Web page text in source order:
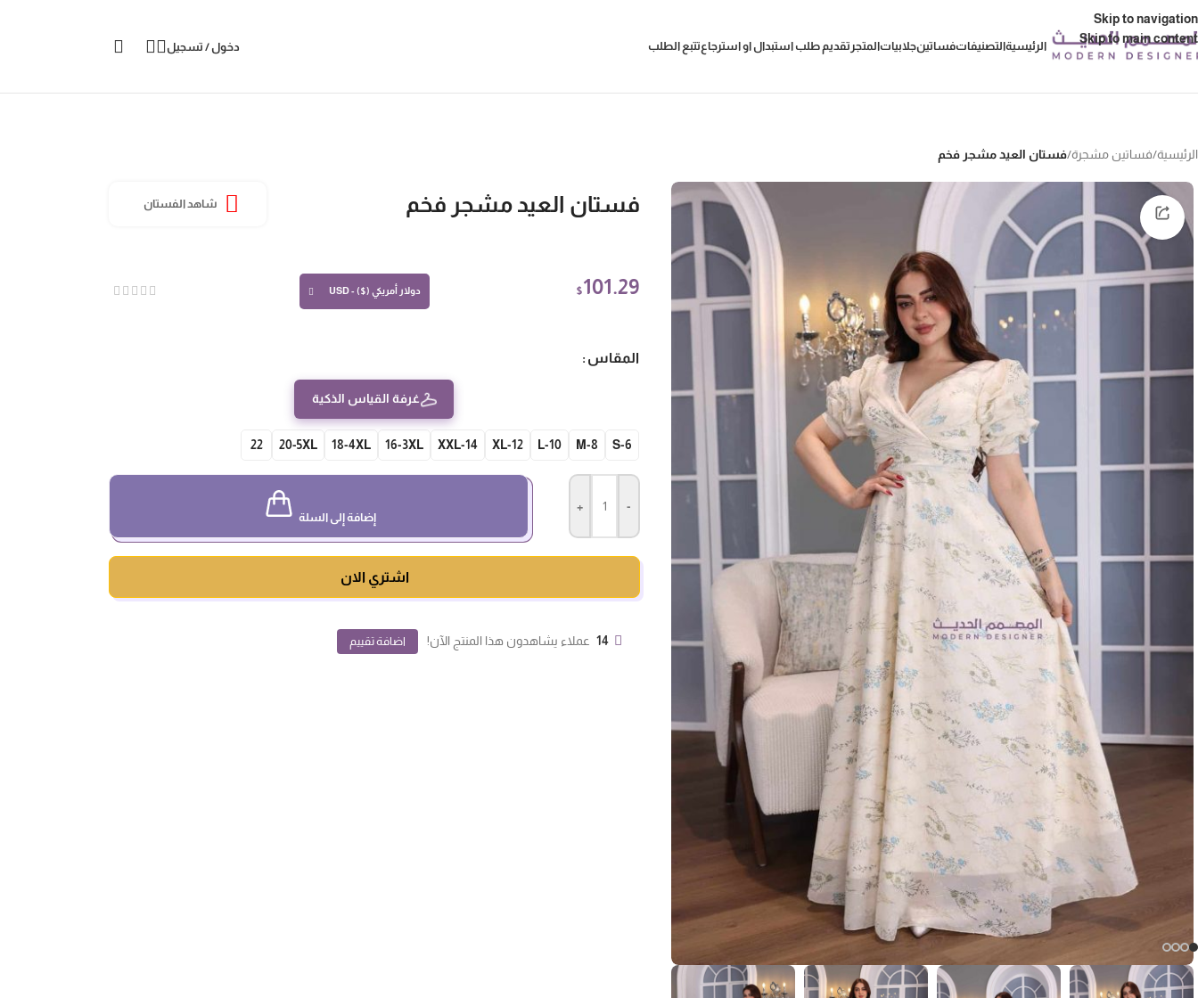
Skip to navigation
Skip to main content
الرئيسيةالتصنيفاتفساتينجلابياتالمتجر تقديم طلب استبدال او استرجاعتتبع الطلب دخول / تسجيل
الرئيسية/فساتين مشجرة/فستان العيد مشجر فخم
فستان العيد مشجر فخم شاهد الفستان
$101.29 دولار أمريكي ($) - USD
المقاس
غرفة القياس الذكية
S-6
8-M
10-L
12-XL
14-XXL
16-3XL
18-4XL
20-5XL
22
-
+
إضافة إلى السلة
اشتري الان
14 عملاء يشاهدون هذا المنتج الآن! اضافة تقييم